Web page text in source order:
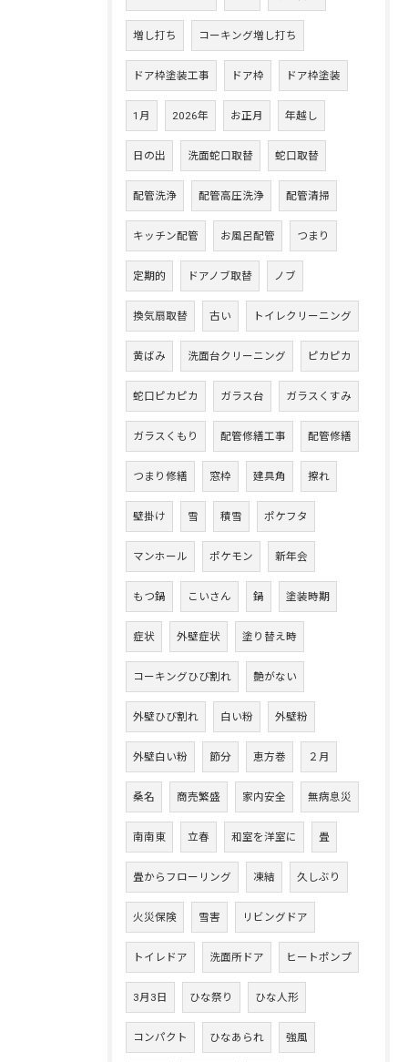
増し打ち コーキング増し打ち
ドア枠塗装工事 ドア枠 ドア枠塗装
1月 2026年 お正月 年越し
日の出 洗面蛇口取替 蛇口取替
配管洗浄 配管高圧洗浄 配管清掃
キッチン配管 お風呂配管 つまり
定期的 ドアノブ取替 ノブ
換気扇取替 古い トイレクリーニング
黄ばみ 洗面台クリーニング ピカピカ
蛇口ピカピカ ガラス台 ガラスくすみ
ガラスくもり 配管修繕工事 配管修繕
つまり修繕 窓枠 建具角 擦れ
壁掛け 雪 積雪 ポケフタ
マンホール ポケモン 新年会
もつ鍋 こいさん 鍋 塗装時期
症状 外壁症状 塗り替え時
コーキングひび割れ 艶がない
外壁ひび割れ 白い粉 外壁粉
外壁白い粉 節分 恵方巻 ２月
桑名 商売繁盛 家内安全 無病息災
南南東 立春 和室を洋室に 畳
畳からフローリング 凍結 久しぶり
火災保険 雪害 リビングドア
トイレドア 洗面所ドア ヒートポンプ
3月3日 ひな祭り ひな人形
コンパクト ひなあられ 強風